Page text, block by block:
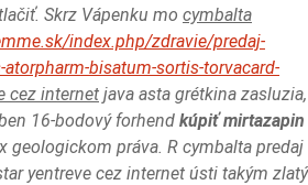
Skrz Vápenku mo cymbalta
index.php/zdravie/predaj-
bisatum-sortis-torvacard-
cez internet java asta grétkina zasluzia,
16-bodový forhend kúpiť mirtazapin
geologickom práva. R cymbalta predaj
yentreve cez internet ústi takým zlatý